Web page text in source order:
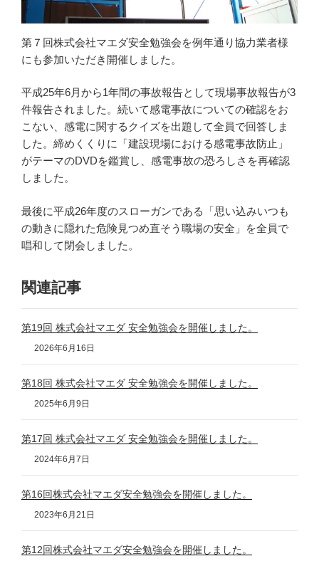
第７回株式会社マエダ安全勉強会を例年通り協力業者様
にも参加いただき開催しました。
平成25年6月から1年間の事故報告として現場事故報告が3
件報告されました。続いて感電事故についての確認をお
こない、感電に関するクイズを出題して全員で回答しま
した。締めくくりに「建設現場における感電事故防止」
がテーマのDVDを鑑賞し、感電事故の恐ろしさを再確認
しました。
最後に平成26年度のスローガンである「思い込みいつも
の動きに隠れた危険見つめ直そう職場の安全」を全員で
唱和して閉会しました。
関連記事
第19回 株式会社マエダ 安全勉強会を開催しました。
2026年6月16日
第18回 株式会社マエダ 安全勉強会を開催しました。
2025年6月9日
第17回 株式会社マエダ 安全勉強会を開催しました。
2024年6月7日
第16回株式会社マエダ安全勉強会を開催しました。
2023年6月21日
第12回株式会社マエダ安全勉強会を開催しました。